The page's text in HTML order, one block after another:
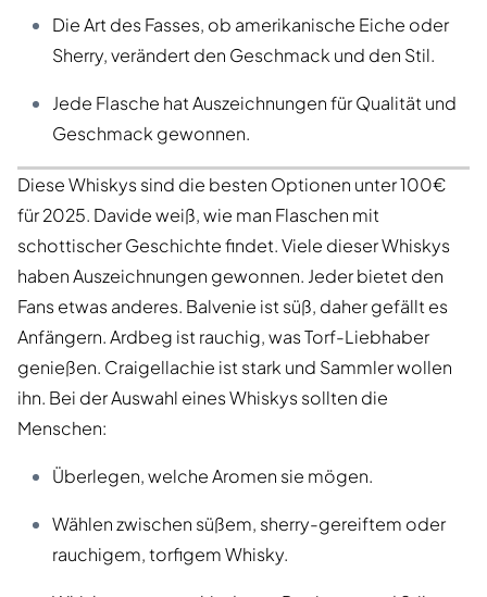
Die Art des Fasses, ob amerikanische Eiche oder
Sherry, verändert den Geschmack und den Stil.
Jede Flasche hat Auszeichnungen für Qualität und
Geschmack gewonnen.
Diese Whiskys sind die besten Optionen unter 100€
für 2025. Davide weiß, wie man Flaschen mit
schottischer Geschichte findet. Viele dieser Whiskys
haben Auszeichnungen gewonnen. Jeder bietet den
Fans etwas anderes. Balvenie ist süß, daher gefällt es
Anfängern. Ardbeg ist rauchig, was Torf-Liebhaber
genießen. Craigellachie ist stark und Sammler wollen
ihn. Bei der Auswahl eines Whiskys sollten die
Menschen:
Überlegen, welche Aromen sie mögen.
Wählen zwischen süßem, sherry-gereiftem oder
rauchigem, torfigem Whisky.